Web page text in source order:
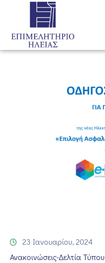
Αρχική
23 Ιανουαρίου, 2024
Ανακοινώσεις-Δελτία Τύπου